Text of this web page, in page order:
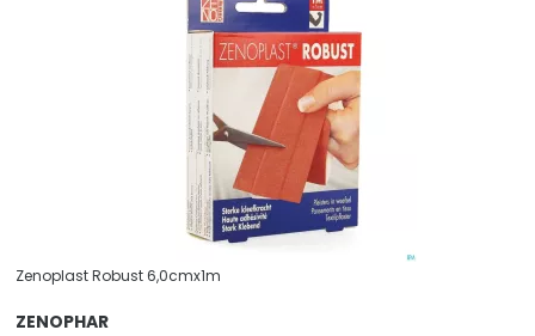
Zenoplast Robust 6,0cmx1m
ZENOPHAR